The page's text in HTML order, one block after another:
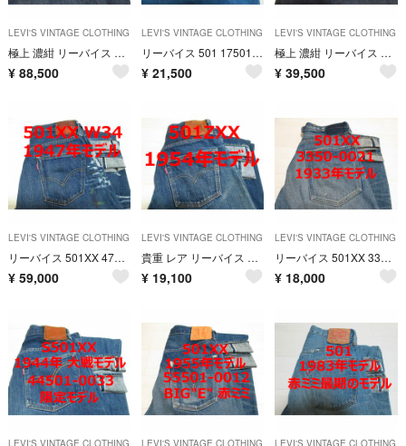
LEVI'S VINTAGE CLOTHING
極上 濃紺 リーバイス 501XX 1915年モデル W38 アメリカ製
¥ 88,500
LEVI'S VINTAGE CLOTHING
リーバイス 501 17501 1917年モデル サスペンダー 限定品
¥ 21,500
LEVI'S VINTAGE CLOTHING
極上 濃紺 リーバイス 501XX 55501 1955年モデル 501
¥ 39,500
LEVI'S VINTAGE CLOTHING
リーバイス 501XX 47501 1947年モデル 47501-0068
¥ 59,000
LEVI'S VINTAGE CLOTHING
貴重 レア リーバイス 501 501ZXX 1954年モデル BIGE 赤ミミ
¥ 19,100
LEVI'S VINTAGE CLOTHING
リーバイス 501XX 33501 1933年モデル サスペンダー
¥ 18,000
LEVI'S VINTAGE CLOTHING LEVI'S VINTAGE CLOTHING LEVI'S VINTAGE CLOTHING